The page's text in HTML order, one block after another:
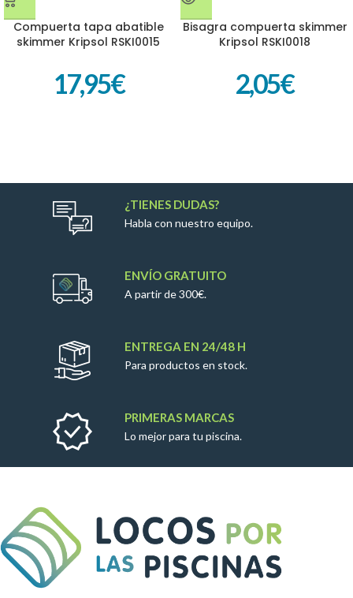
Compuerta tapa abatible
skimmer Kripsol RSKI0015
17,95€
Bisagra compuerta skimmer
Kripsol RSKI0018
2,05€
¿TIENES DUDAS?
Habla con nuestro equipo.
ENVÍO GRATUITO
A partir de 300€.
ENTREGA EN 24/48 H
Para productos en stock.
PRIMERAS MARCAS
Lo mejor para tu piscina.